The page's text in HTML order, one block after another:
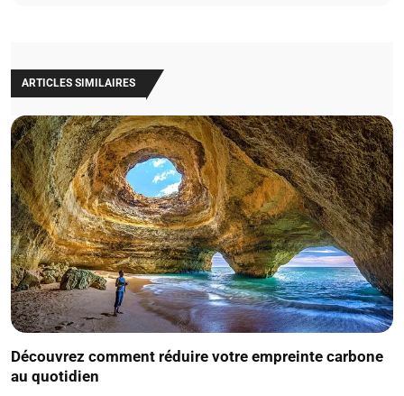
ARTICLES SIMILAIRES
Découvrez comment réduire votre empreinte carbone
au quotidien